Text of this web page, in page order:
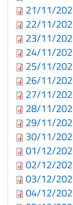
21/11/
22/11/
23/11/
24/11/
25/11/
26/11/
27/11/
28/11/
29/11/
30/11/
01/12/
02/12/
03/12/
04/12/